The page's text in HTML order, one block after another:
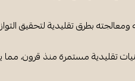
بطرق تقليدية لتحقيق
تقليدية مستمرة منذ قرون، مما